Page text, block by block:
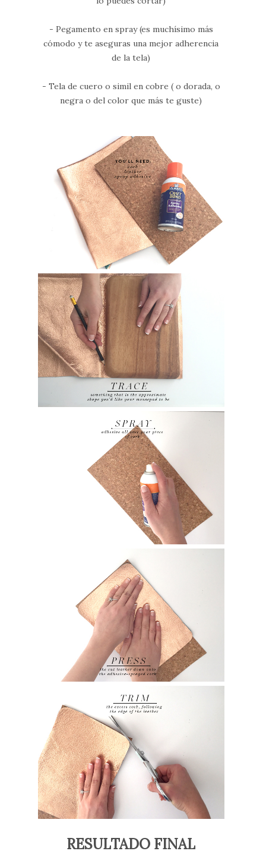
- Pegamento en spray (es muchísimo más
cómodo y te aseguras una mejor adherencia
de la tela)
- Tela de cuero o simil en cobre ( o dorada, o
negra o del color que más te guste)
RESULTADO FINAL